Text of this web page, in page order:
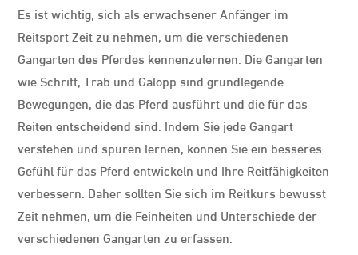
Es ist wichtig, sich als erwachsener Anfänger im
Reitsport Zeit zu nehmen, um die verschiedenen
Gangarten des Pferdes kennenzulernen. Die Gangarten
wie Schritt, Trab und Galopp sind grundlegende
Bewegungen, die das Pferd ausführt und die für das
Reiten entscheidend sind. Indem Sie jede Gangart
verstehen und spüren lernen, können Sie ein besseres
Gefühl für das Pferd entwickeln und Ihre Reitfähigkeiten
verbessern. Daher sollten Sie sich im Reitkurs bewusst
Zeit nehmen, um die Feinheiten und Unterschiede der
verschiedenen Gangarten zu erfassen.